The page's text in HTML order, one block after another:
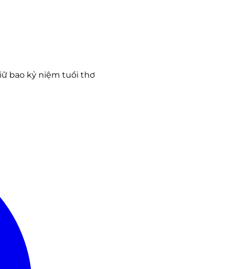
bao kỷ niệm tuổi thơ